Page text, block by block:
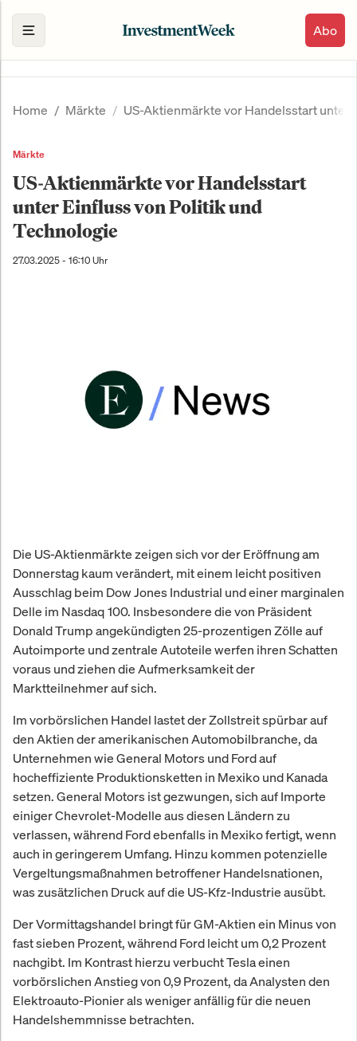
Abo
Home Märkte US-Aktienmärkte vor Handelsstart unter
Märkte
US-Aktienmärkte vor Handelsstart
unter Einfluss von Politik und
Technologie
27.03.2025 - 16:10 Uhr
Die US-Aktienmärkte zeigen sich vor der Eröffnung am
Donnerstag kaum verändert, mit einem leicht positiven
Ausschlag beim Dow Jones Industrial und einer marginalen
Delle im Nasdaq 100. Insbesondere die von Präsident
Donald Trump angekündigten 25-prozentigen Zölle auf
Autoimporte und zentrale Autoteile werfen ihren Schatten
voraus und ziehen die Aufmerksamkeit der
Marktteilnehmer auf sich.
Im vorbörslichen Handel lastet der Zollstreit spürbar auf
den Aktien der amerikanischen Automobilbranche, da
Unternehmen wie General Motors und Ford auf
hocheffiziente Produktionsketten in Mexiko und Kanada
setzen. General Motors ist gezwungen, sich auf Importe
einiger Chevrolet-Modelle aus diesen Ländern zu
verlassen, während Ford ebenfalls in Mexiko fertigt, wenn
auch in geringerem Umfang. Hinzu kommen potenzielle
Vergeltungsmaßnahmen betroffener Handelsnationen,
was zusätzlichen Druck auf die US-Kfz-Industrie ausübt.
Der Vormittagshandel bringt für GM-Aktien ein Minus von
fast sieben Prozent, während Ford leicht um 0,2 Prozent
nachgibt. Im Kontrast hierzu verbucht Tesla einen
vorbörslichen Anstieg von 0,9 Prozent, da Analysten den
Elektroauto-Pionier als weniger anfällig für die neuen
Handelshemmnisse betrachten.